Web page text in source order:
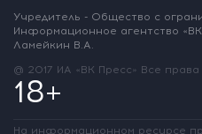
Учредитель - Общество с
Информационное агентство
Ламейкин В.А.
@ 2017 ИА «ВК Пресс» Все
18+
На информационном ресурсе